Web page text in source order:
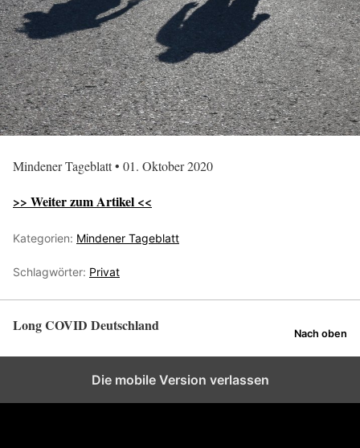
Mindener Tageblatt • 01. Oktober 2020
>> Weiter zum Artikel <<
Kategorien: Mindener Tageblatt
Schlagwörter: Privat
Long COVID Deutschland Nach oben
Die mobile Version verlassen